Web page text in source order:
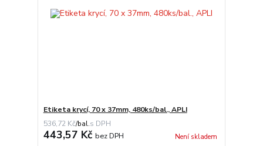
Etiketa krycí, 70 x 37mm, 480ks/bal., APLI
536,72 Kč/bal.
443,57 Kč bez DPH Není skladem